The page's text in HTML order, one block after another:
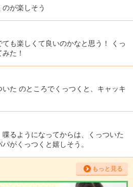
が楽しそう
も楽しくて良いのかなと思う！ くっ
た！
た のところでくっつくと、キャッキ
るようになってからは、くっついた
がくっつくと嬉しそう。
もっと見る